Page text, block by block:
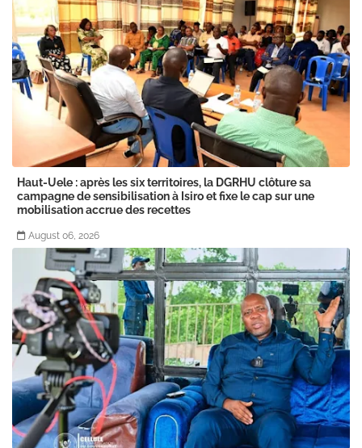
Haut-Uele : après les six territoires, la DGRHU clôture sa
campagne de sensibilisation à Isiro et fixe le cap sur une
mobilisation accrue des recettes
August 06, 2026